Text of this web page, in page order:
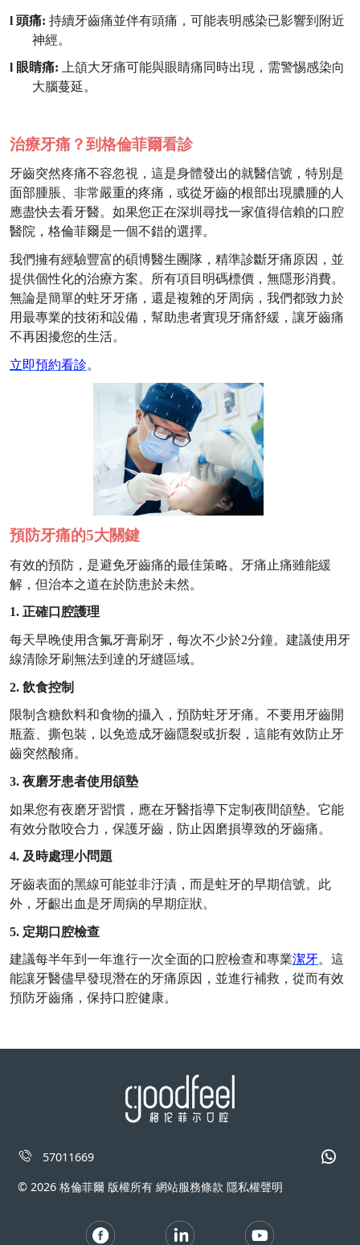
l 頭痛: 持續牙齒痛並伴有頭痛，可能表明感染已影響到附近
神經。
l 眼睛痛:
上頜大牙痛可能與眼睛痛同時出現，需警惕感染向
大腦蔓延。
治療牙痛？到格倫菲爾看診
牙齒突然疼痛不容忽視，這是身體發出的就醫信號，特別是
面部腫脹、非常嚴重的疼痛，或從牙齒的根部出現膿腫的人
應盡快去看牙醫。如果您正在深圳尋找一家值得信賴的口腔
醫院，格倫菲爾是一個不錯的選擇。
我們擁有經驗豐富的碩博醫生團隊，精準診斷牙痛原因，並
提供個性化的治療方案。所有項目明碼標價，無隱形消費。
無論是簡單的蛀牙牙痛，還是複雜的牙周病 ，我們都致力於
用最專業的技術和設備，幫助患者實現牙痛舒緩，讓牙齒痛
不再困擾您的生活。
立即預約看診。
預防牙痛的5大關鍵
有效的預防，是避免牙齒痛的最佳策略。牙痛止痛雖能緩
解，但治本之道在於防患於未然。
1. 正確口腔護理
每天早晚使用含氟牙膏刷牙，每次不少於2分鐘。建議使用牙
線清除牙刷無法到達的牙縫區域。
2. 飲食控制
限制含糖飲料和食物的攝入，預防蛀牙牙痛。不要用牙齒開
瓶蓋、撕包裝，以免造成牙齒隱裂或折裂，這能有效防止牙
齒突然酸痛。
3. 夜磨牙患者使用頜墊
如果您有夜磨牙習慣，應在牙醫指導下定制夜間頜墊。它能
有效分散咬合力，保護牙齒，防止因磨損導致的牙齒痛。
4. 及時處理小問題
牙齒表面的黑線可能並非汙漬，而是蛀牙的早期信號。此
外，牙齦出血是牙周病的早期症狀。
5. 定期口腔檢查
建議每半年到一年進行一次全面的口腔檢查和專業潔牙。這
能讓牙醫儘早發現潛在的牙痛原因，並進行補救，從而有效
預防牙齒痛，保持口腔健康。
57011669
© 2026 格倫菲爾 版權所有 網站服務條款 隱私權聲明